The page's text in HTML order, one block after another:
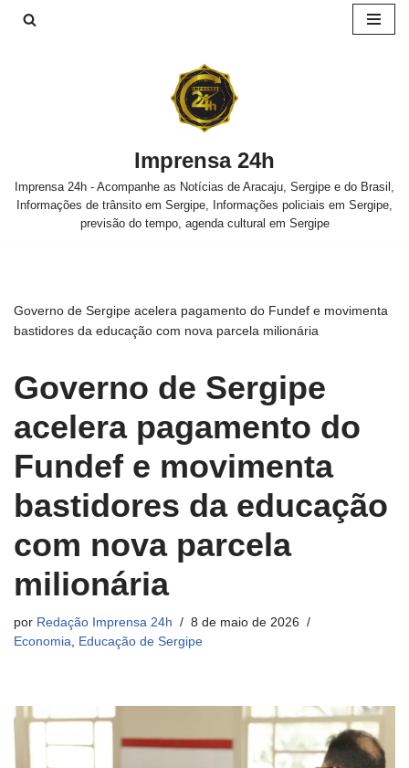
Imprensa 24h
Imprensa 24h - Acompanhe as Notícias de Aracaju, Sergipe e do Brasil,
Informações de trânsito em Sergipe, Informações policiais em Sergipe,
previsão do tempo, agenda cultural em Sergipe
Governo de Sergipe acelera pagamento do Fundef e movimenta
bastidores da educação com nova parcela milionária
Governo de Sergipe
acelera pagamento do
Fundef e movimenta
bastidores da educação
com nova parcela
milionária
por Redação Imprensa 24h
8 de maio de 2026
Economia, Educação de Sergipe